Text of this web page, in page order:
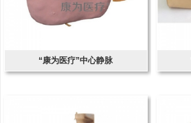
“康为医疗”中心静脉